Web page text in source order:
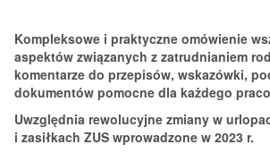
Kompleksowe i praktyczne omówienie
aspektów związanych z zatrudnianiem
komentarze do przepisów, wskazówki,
dokumentów pomocne dla każdego
Uwzględnia rewolucyjne zmiany w
i zasiłkach ZUS wprowadzone w 2023 r.